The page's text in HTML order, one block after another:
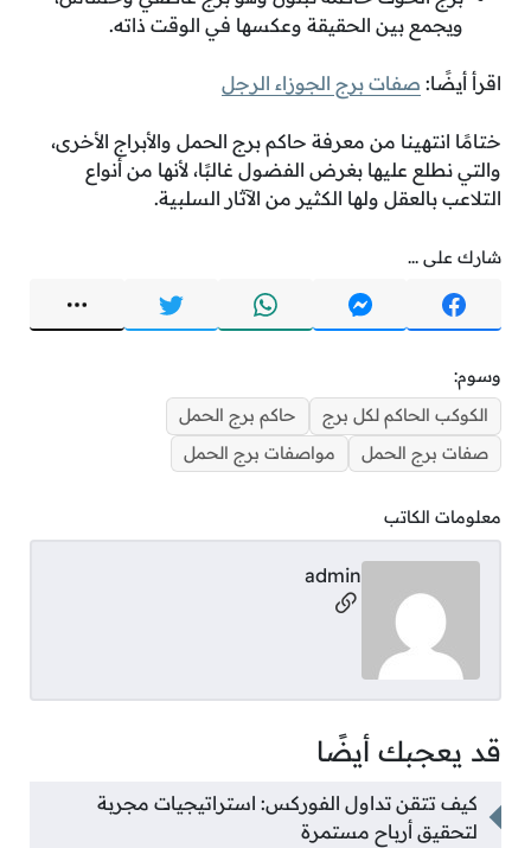
ويجمع بين الحقيقة وعكسها في الوقت ذاته.
اقرأ أيضًا: صفات برج الجوزاء الرجل
ختامًا انتهينا من معرفة حاكم برج الحمل والأبراج الأخرى،
والتي نطلع عليها بغرض الفضول غالبًا، لأنها من أنواع
التلاعب بالعقل ولها الكثير من الآثار السلبية.
شارك على ...
وسوم:
الكوكب الحاكم لكل برج
حاكم برج الحمل
صفات برج الحمل
مواصفات برج الحمل
معلومات الكاتب
admin
مواقع التواصل
قد يعجبك أيضًا
كيف تتقن تداول الفوركس: استراتيجيات مجربة
لتحقيق أرباح مستمرة